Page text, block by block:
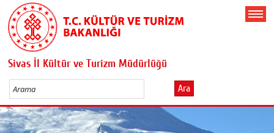
Sivas İl Kültür ve Turizm Müdürlüğü
Ara